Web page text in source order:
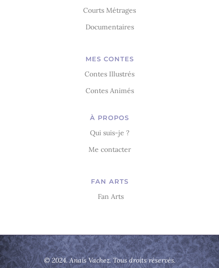
Courts Métrages
Documentaires
MES CONTES
Contes Illustrés
Contes Animés
À PROPOS
Qui suis-je ?
Me contacter
FAN ARTS
Fan Arts
© 2024. Anaïs Vachez. Tous droits réservés.